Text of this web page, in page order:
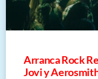
Arranca Rock
Jovi y